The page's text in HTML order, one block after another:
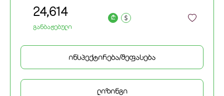
24,614
განბაჟებული
a
ინსპექტირება/შეფასება
ლიზინგი